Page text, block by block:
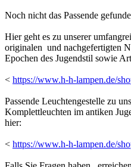
Noch nicht das Passende
Hier geht es zu unserer
originalen und nachgefertigten
Epochen des Jugendstil sowie
< https://www.h-h-lampen.de/
Passende Leuchtengestelle zu
Komplettleuchten im antiken
hier:
< https://www.h-h-lampen.de/